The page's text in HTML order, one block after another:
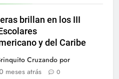
brillan en los III
y del Caribe
Cruzando por
meses atrás 0